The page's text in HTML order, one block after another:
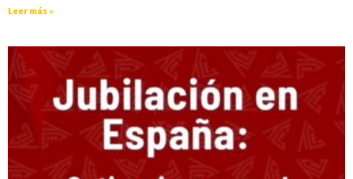
Leer más »